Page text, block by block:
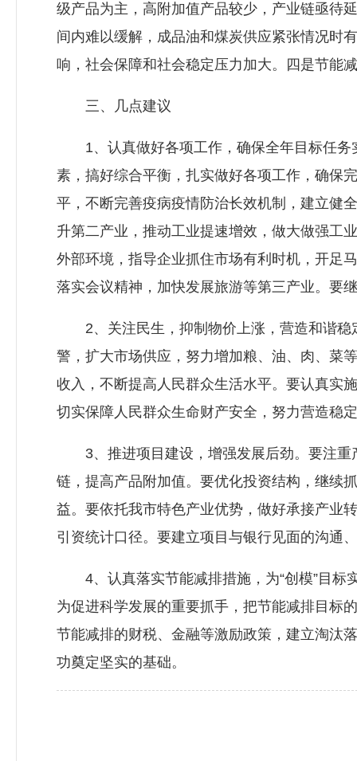
级产品为主，高附加值产品较少，产业链亟待
间内难以缓解，成品油和煤炭供应紧张情况时
响，社会保障和社会稳定压力加大。四是节能
三、几点建议
1、认真做好各项工作，确保全年目标任务
素，搞好综合平衡，扎实做好各项工作，确保
平，不断完善疫病疫情防治长效机制，建立健
升第二产业，推动工业提速增效，做大做强工
外部环境，指导企业抓住市场有利时机，开足
落实会议精神，加快发展旅游等第三产业。要
2、关注民生，抑制物价上涨，营造和谐稳
警，扩大市场供应，努力增加粮、油、肉、菜
收入，不断提高人民群众生活水平。要认真实
切实保障人民群众生命财产安全，努力营造稳
3、推进项目建设，增强发展后劲。要注重
链，提高产品附加值。要优化投资结构，继续
益。要依托我市特色产业优势，做好承接产业
引资统计口径。要建立项目与银行见面的沟通
4、认真落实节能减排措施，为“创模”目标
为促进科学发展的重要抓手，把节能减排目标
节能减排的财税、金融等激励政策，建立淘汰
功奠定坚实的基础。